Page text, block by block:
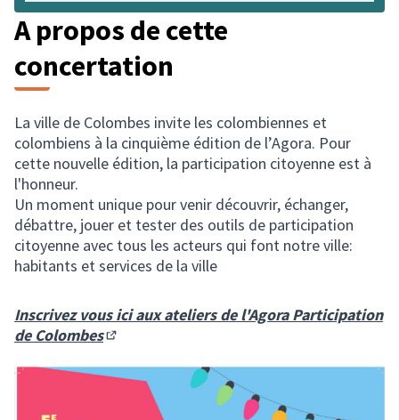
A propos de cette
concertation
La ville de Colombes invite les colombiennes et
colombiens à la cinquième édition de l’Agora. Pour
cette nouvelle édition, la participation citoyenne est à
l'honneur.
Un moment unique pour venir découvrir, échanger,
débattre, jouer et tester des outils de participation
citoyenne avec tous les acteurs qui font notre ville:
habitants et services de la ville
Inscrivez vous ici aux ateliers de l'Agora Participation
de Colombes